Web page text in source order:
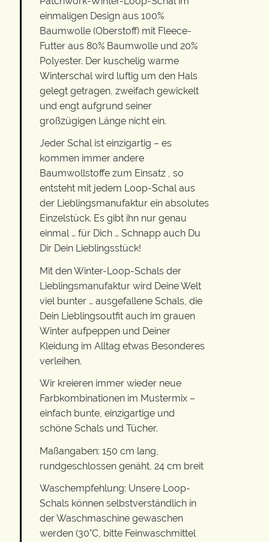
einmaligen Design aus 100%
Baumwolle (Oberstoff) mit Fleece-
Futter aus 80% Baumwolle und 20%
Polyester. Der kuschelig warme
Winterschal wird luftig um den Hals
gelegt getragen, zweifach gewickelt
und engt aufgrund seiner
großzügigen Länge nicht ein.
Jeder Schal ist einzigartig – es
kommen immer andere
Baumwollstoffe zum Einsatz , so
entsteht mit jedem Loop-Schal aus
der Lieblingsmanufaktur ein absolutes
Einzelstück. Es gibt ihn nur genau
einmal … für Dich … Schnapp auch Du
Dir Dein Lieblingsstück!
Mit den Winter-Loop-Schals der
Lieblingsmanufaktur wird Deine Welt
viel bunter … ausgefallene Schals, die
Dein Lieblingsoutfit auch im grauen
Winter aufpeppen und Deiner
Kleidung im Alltag etwas Besonderes
verleihen.
Wir kreieren immer wieder neue
Farbkombinationen im Mustermix –
einfach bunte, einzigartige und
schöne Schals und Tücher.
Maßangaben: 150 cm lang,
rundgeschlossen genäht, 24 cm breit
Waschempfehlung: Unsere Loop-
Schals können selbstverständlich in
der Waschmaschine gewaschen
werden (30°C, bitte Feinwaschmittel